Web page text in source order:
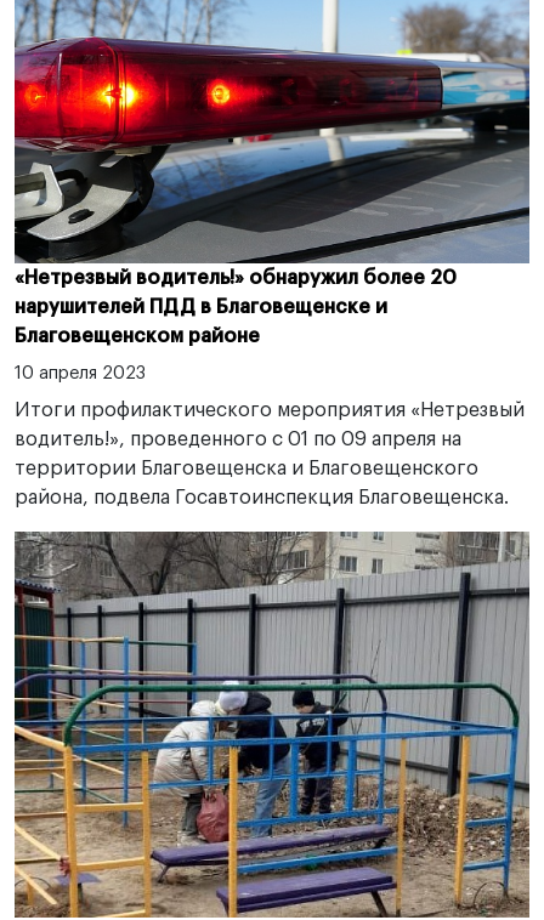
«Нетрезвый водитель!» обнаружил более 20
нарушителей ПДД в Благовещенске и
Благовещенском районе
10 апреля 2023
Итоги профилактического мероприятия «Нетрезвый
водитель!», проведенного с 01 по 09 апреля на
территории Благовещенска и Благовещенского
района, подвела Госавтоинспекция Благовещенска.